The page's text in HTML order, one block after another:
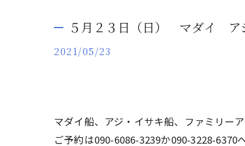
５月２３日（日） マダイ ア
2021/05/23
マダイ船、アジ・イサキ船、ファミリーア
ご予約は090-6086-3239か090-3228-6370